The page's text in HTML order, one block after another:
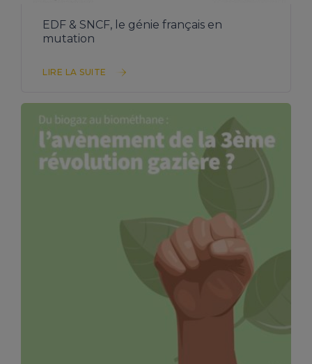
EDF & SNCF, le génie français en
mutation
LIRE LA SUITE